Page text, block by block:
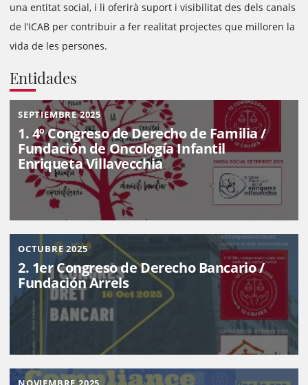
una entitat social, i li oferirà suport i visibilitat des dels canals
de l’ICAB per contribuir a fer realitat projectes que milloren la
vida de les persones.
Entidades
SEPTIEMBRE 2025
1. 4º Congreso de Derecho de Familia /
Fundación de Oncología Infantil
Enriqueta Villavecchia
OCTUBRE 2025
2. 1er Congreso de Derecho Bancario /
Fundación Arrels